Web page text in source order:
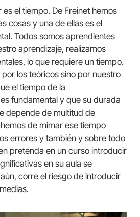
el tiempo. De Freinet hemos
cosas y una de ellas es el
Todos somos aprendientes
aprendizaje, realizamos
lo que requiere un tiempo.
los teóricos sino por nuestro
el tiempo de la
fundamental y que su durada
depende de multitud de
de mimar ese tiempo
errores y también y sobre todo
pretenda en un curso introducir
en su aula se
corre el riesgo de introducir